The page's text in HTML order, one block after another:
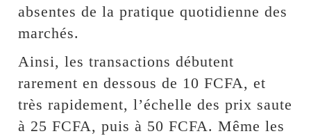
absentes de la pratique quotidienne des
marchés.
Ainsi, les transactions débutent
rarement en dessous de 10 FCFA, et
très rapidement, l’échelle des prix saute
à 25 FCFA, puis à 50 FCFA. Même les